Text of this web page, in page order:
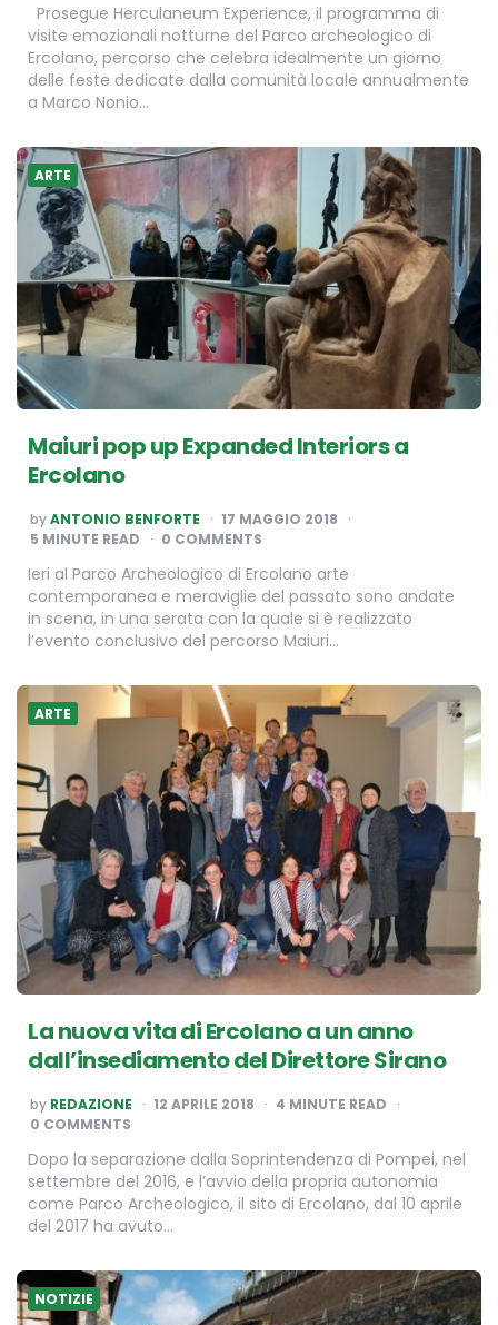
Prosegue Herculaneum Experience, il programma di
visite emozionali notturne del Parco archeologico di
Ercolano, percorso che celebra idealmente un giorno
delle feste dedicate dalla comunità locale annualmente
a Marco Nonio…
ARTE
Maiuri pop up Expanded Interiors a
Ercolano
POSTED
BY
byANTONIO BENFORTE
17 MAGGIO 2018
5 MINUTE READ 0 COMMENTS
Ieri al Parco Archeologico di Ercolano arte
contemporanea e meraviglie del passato sono andate
in scena, in una serata con la quale si è realizzato
l’evento conclusivo del percorso Maiuri…
ARTE
La nuova vita di Ercolano a un anno
dall’insediamento del Direttore Sirano
POSTED
BY
by REDAZIONE 12 APRILE 2018 4 MINUTE READ
0 COMMENTS
Dopo la separazione dalla Soprintendenza di Pompei, nel
settembre del 2016, e l’avvio della propria autonomia
come Parco Archeologico, il sito di Ercolano, dal 10 aprile
del 2017 ha avuto…
NOTIZIE